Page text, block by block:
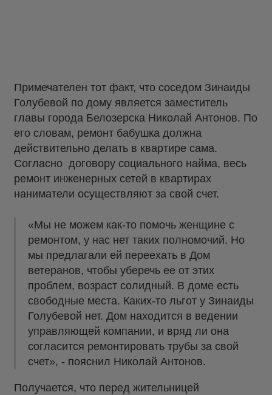
Примечателен тот факт, что соседом Зинаиды
Голубевой по дому является заместитель
главы города Белозерска Николай Антонов. По
его словам, ремонт бабушка должна
действительно делать в квартире сама.
Согласно договору социального найма, весь
ремонт инженерных сетей в квартирах
наниматели осуществляют за свой счет.
«Мы не можем как-то помочь женщине с
ремонтом, у нас нет таких полномочий. Но
мы предлагали ей переехать в Дом
ветеранов, чтобы уберечь ее от этих
проблем, возраст солидный. В доме есть
свободные места. Каких-то льгот у Зинаиды
Голубевой нет. Дом находится в ведении
управляющей компании, и вряд ли она
согласится ремонтировать трубы за свой
счет», - пояснил Николай Антонов.
Получается, что перед жительницей